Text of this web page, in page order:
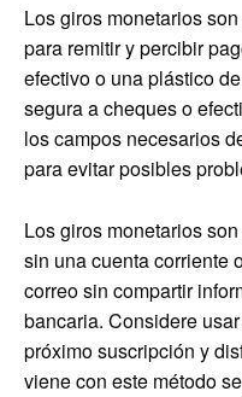
Los giros monetarios
para remitir y percibir
efectivo o una plástico
segura a cheques o
los campos necesarios
para evitar posibles
Los giros monetarios
sin una cuenta corriente
correo sin compartir
bancaria. Considere
próximo suscripción y
viene con este método